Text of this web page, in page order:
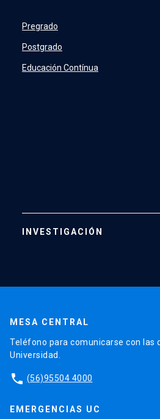
Académicos
Profesionales y Administrativos
Estudiantes
Pregrado
Postgrado
Educación Contínua
INVESTIGACIÓN
Centros
Proyectos
Laboratorios
MESA CENTRAL
Teléfono para comunicarse con las
Universidad.
phone (56)95504 4000
EMERGENCIAS UC